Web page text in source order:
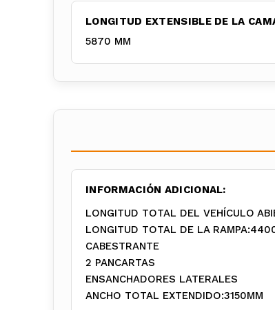
LONGITUD EXTENSIBLE DE LA
5870 MM
INFORMACIÓN ADICIONAL:
LONGITUD TOTAL DEL VEHÍCULO
LONGITUD TOTAL DE LA
CABESTRANTE
2 PANCARTAS
ENSANCHADORES LATERALES
ANCHO TOTAL EXTENDIDO:3150MM